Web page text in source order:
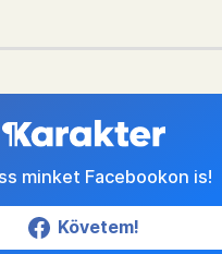
minket Facebookon is!
Követem!